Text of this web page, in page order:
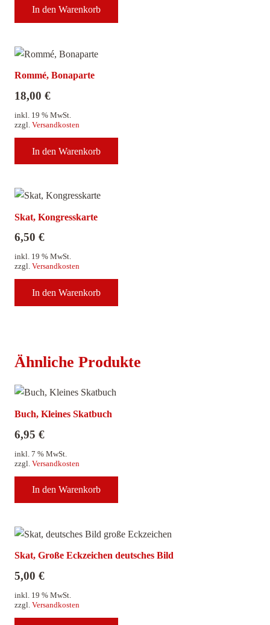
In den Warenkorb
Rommé, Bonaparte
18,00 €
inkl. 19 % MwSt.
zzgl. Versandkosten
In den Warenkorb
Skat, Kongresskarte
6,50 €
inkl. 19 % MwSt.
zzgl. Versandkosten
In den Warenkorb
Ähnliche Produkte
Buch, Kleines Skatbuch
6,95 €
inkl. 7 % MwSt.
zzgl. Versandkosten
In den Warenkorb
Skat, Große Eckzeichen deutsches Bild
5,00 €
inkl. 19 % MwSt.
zzgl. Versandkosten